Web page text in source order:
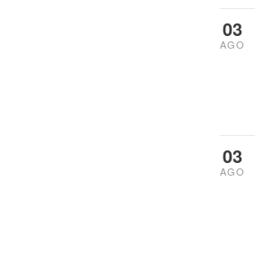
03
AGO
03
AGO